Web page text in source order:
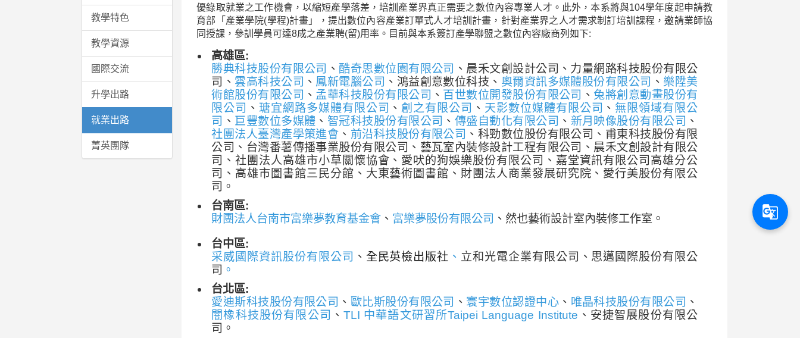
教學特色
教學資源
國際交流
升學出路
就業出路
菁英團隊
優錄取就業之工作機會，以縮短產學落差，培訓產業界真正需要之數位內容專業人才。此外，本系將與104學年度起申請教
育部「產業學院(學程)計畫」，提出數位內容產業訂單式人才培訓計畫，針對產業界之人才需求制訂培訓課程，邀請業師協
同授課，參訓學員可達8成之產業聘(留)用率。目前與本系簽訂產學聯盟之數位內容廠商列如下:
高雄區:
勝典科技股份有限公司
、 酷奇思數位園有限公司
、晨禾文創設計公司、力量網路科技股份有限公
司、 雲高科技公司 、 鳳新電腦公司 、鴻益創意數位科技、 奧爾資訊多媒體股份有限公司 、 樂陞美
術館股份有限公司 、 孟華科技股份有限公司 、 百世數位開發股份有限公司 、 兔將創意動畫股份有
限公司
、瑭宜網路多媒體有限公司 、創之有限公司 、 天影數位媒體有限公司 、 無限領域有限公
司
、 巨豐數位多媒體 、 智冠科技股份有限公司 、 傳盛自動化有限公司 、 新月映像股份有限公司 、
社團法人臺灣產學策進會 、 前沿科技股份有限公司 、科勁數位股份有限公司、甫東科技股份有限
公司、台灣番薯傳播事業股份有限公司、藝瓦室內裝修設計工程有限公司、晨禾文創設計有限公
司、社團法人高雄市小草關懷協會、愛吠的狗娛樂股份有限公司、嘉堂資訊有限公司高雄分公
司、高雄市圖書館三民分館、大東藝術圖書館、財團法人商業發展研究院、愛行美股份有限公
司。
台南區:
財團法人台南市富樂夢教育基金會 、 富樂夢股份有限公司 、然也藝術設計室內裝修工作室。
台中區:
采威國際資訊股份有限公司
、 全民英檢出版社 、 立和光電企業有限公司、思邁國際股份有限公
司 。
台北區:
愛迪斯科技股份有限公司 、 歐比斯股份有限公司 、 寰宇數位認證中心 、 唯晶科技股份有限公司 、
闇橡科技股份有限公司
、 TLI 中華語文研習所Taipei Language Institute 、安捷智展股份有限公
司。
g_translate